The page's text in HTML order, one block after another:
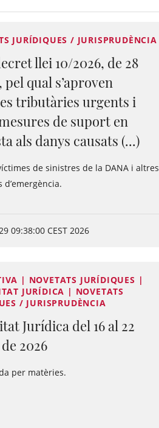
JURÍDIQUES / JURISPRUDÈNCIA
llei 10/2026, de 28
pel qual s’aproven
tributàries urgents i
de suport en
als danys causats (...)
de sinistres de la DANA i altres
d’emergència.
09:38:00 CEST 2026
| NOVETATS JURÍDIQUES |
JURÍDICA | NOVETATS
/ JURISPRUDÈNCIA
Jurídica del 16 al 22
2026
per matèries.